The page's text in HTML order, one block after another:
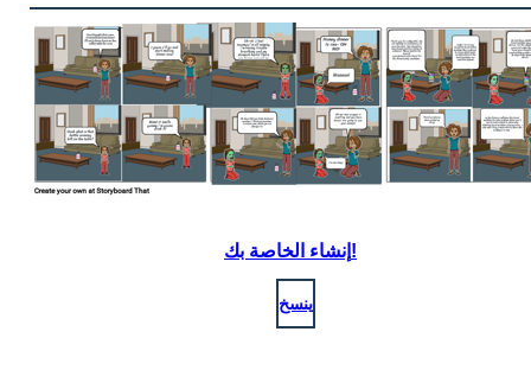
إنشاء الخاصة بك!
ينسخ